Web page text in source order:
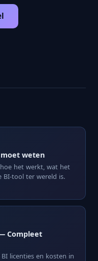
moet weten
het werkt, wat het
BI-tool ter wereld is.
Compleet
licenties en kosten in